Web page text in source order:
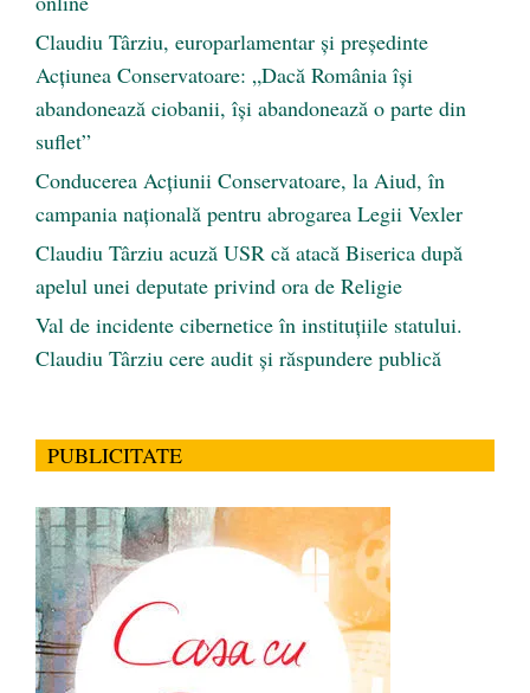
Claudiu Târziu, europarlamentar și președinte
Acțiunea Conservatoare: „Dacă România își
abandonează ciobanii, își abandonează o parte din
suflet”
Conducerea Acțiunii Conservatoare, la Aiud, în
campania națională pentru abrogarea Legii Vexler
Claudiu Târziu acuză USR că atacă Biserica după
apelul unei deputate privind ora de Religie
Val de incidente cibernetice în instituțiile statului.
Claudiu Târziu cere audit și răspundere publică
PUBLICITATE